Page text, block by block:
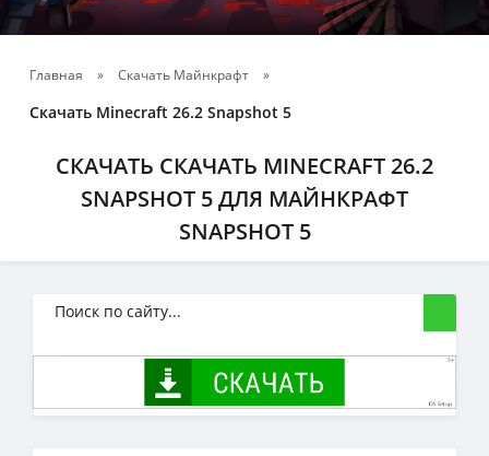
Главная » Скачать Майнкрафт »
Скачать Minecraft 26.2 Snapshot 5
СКАЧАТЬ СКАЧАТЬ MINECRAFT 26.2
SNAPSHOT 5 ДЛЯ МАЙНКРАФТ
SNAPSHOT 5